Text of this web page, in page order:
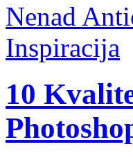
Nenad
Inspiracija
10